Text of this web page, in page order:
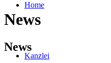
Home
Kanzlei
News
News